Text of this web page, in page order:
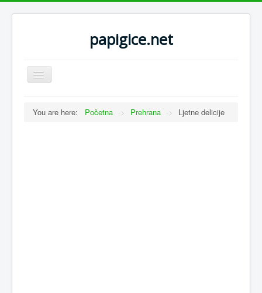
papigice.net
Toggle
Navigation
You are here: Početna -> Prehrana -> Ljetne delicije